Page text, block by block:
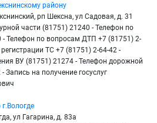
району
рп Шексна, ул Садовая, д. 31
части (81751) 21240 - Телефон по
Телефон по вопросам ДТП +7 (81751) 2-
ТС +7 (81751) 2-64-42 -
ВУ (81751) 21274 - Телефон дорожной
Запись на получение госуслуг
ул Гагарина, д. 83а